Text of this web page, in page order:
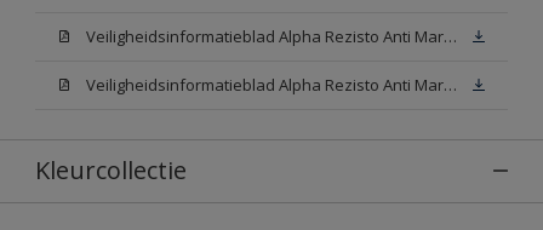
Veiligheidsinformatieblad Alpha Rezisto Anti Marks Mat White W05 (MSDS)
Veiligheidsinformatieblad Alpha Rezisto Anti Marks Mat N00 (MSDS)
Kleurcollectie